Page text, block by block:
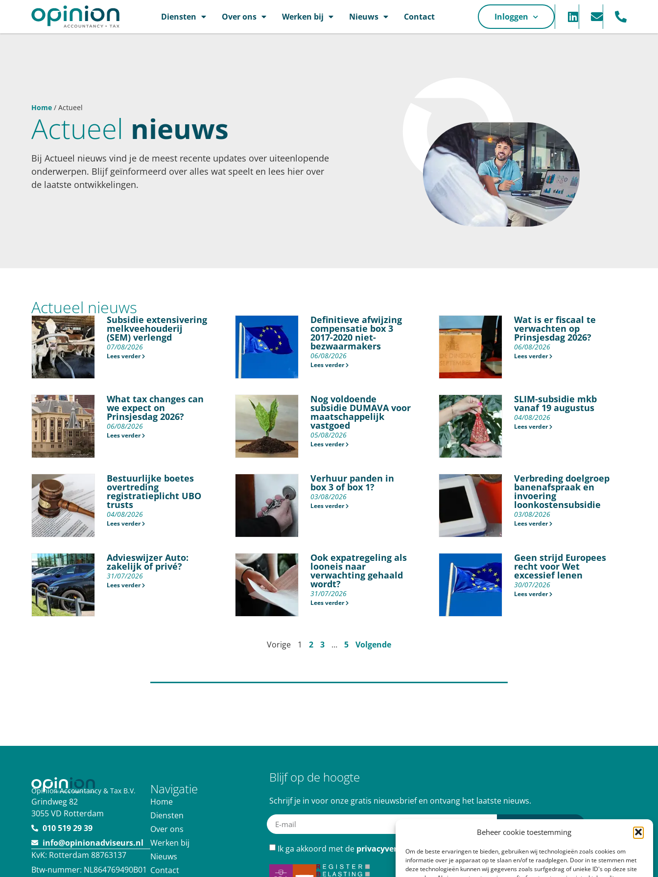
Beheer cookie toestemming
Om de beste ervaringen te bieden, gebruiken wij technologieën zoals cookies om
informatie over je apparaat op te slaan en/of te raadplegen. Door in te stemmen met
deze technologieën kunnen wij gegevens zoals surfgedrag of unieke ID's op deze site
Diensten Over ons Werken bij Nieuws Contact Inloggen
Home / Actueel
Actueel nieuws
Bij Actueel nieuws vind je de meest recente updates over uiteenlopende
onderwerpen. Blijf geïnformeerd over alles wat speelt en lees hier over
de laatste ontwikkelingen.
Actueel nieuws
Subsidie extensivering
melkveehouderij
(SEM) verlengd
07/08/2026
Lees verder
Definitieve afwijzing
compensatie box 3
2017-2020 niet-
bezwaarmakers
06/08/2026
Lees verder
Wat is er fiscaal te
verwachten op
Prinsjesdag 2026?
06/08/2026
Lees verder
What tax changes can
we expect on
Prinsjesdag 2026?
06/08/2026
Lees verder
Nog voldoende
subsidie DUMAVA voor
maatschappelijk
vastgoed
05/08/2026
Lees verder
SLIM-subsidie mkb
vanaf 19 augustus
04/08/2026
Lees verder
Bestuurlijke boetes
overtreding
registratieplicht UBO
trusts
04/08/2026
Lees verder
Verhuur panden in
box 3 of box 1?
03/08/2026
Lees verder
Verbreding doelgroep
banenafspraak en
invoering
loonkostensubsidie
03/08/2026
Lees verder
Advieswijzer Auto:
zakelijk of privé?
31/07/2026
Lees verder
Ook expatregeling als
looneis naar
verwachting gehaald
wordt?
31/07/2026
Lees verder
Geen strijd Europees
recht voor Wet
excessief lenen
30/07/2026
Lees verder
Vorige 1 2 3 … 5 Volgende
Opinion Accountancy & Tax B.V.
Grindweg 82
3055 VD Rotterdam
010 519 29 39
info@opinionadviseurs.nl
KvK: Rotterdam 88763137
Btw-nummer: NL864769490B01
Navigatie
Home
Diensten
Over ons
Werken bij
Nieuws
Contact
Blijf op de hoogte
Schrijf je in voor onze gratis nieuwsbrief en ontvang het laatste nieuws.
Ik ga akkoord met de privacyverklaring .*